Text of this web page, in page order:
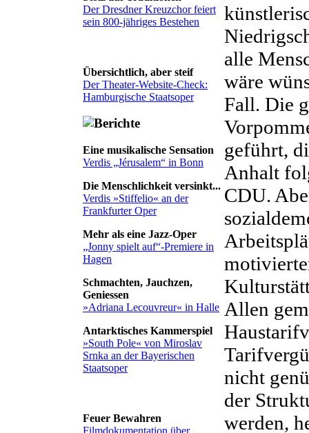
Der Dresdner Kreuzchor feiert
sein 800-jähriges Bestehen
Übersichtlich, aber steif
Der Theater-Website-Check:
Hamburgische Staatsoper
Eine musikalische Sensation
Verdis „Jérusalem“ in Bonn
Die Menschlichkeit versinkt...
Verdis »Stiffelio« an der
Frankfurter Oper
Mehr als eine Jazz-Oper
„Jonny spielt auf“-Premiere in
Hagen
Schmachten, Jauchzen,
Geniessen
»Adriana Lecouvreur« in Halle
Antarktisches Kammerspiel
»South Pole« von Miroslav
Srnka an der Bayerischen
Staatsoper
Feuer Bewahren
Filmdokumentation über
alle
wäre
Fall. Die
geführt,
Anhalt
CDU.
Allen
nicht
der
werden,